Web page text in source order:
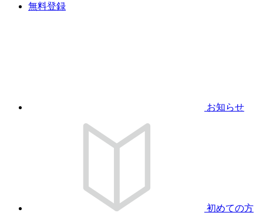
無料登録
お知らせ
初めての方